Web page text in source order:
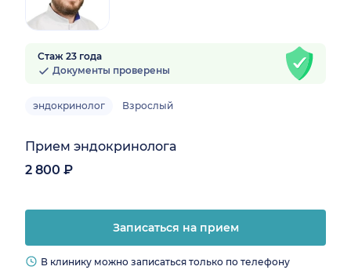
Стаж 23 года
Документы проверены
эндокринолог Взрослый
Прием эндокринолога
2 800 ₽
Записаться на прием
В клинику можно записаться только по телефону